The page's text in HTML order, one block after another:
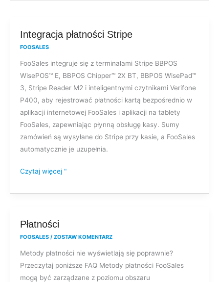
Integracja płatności Stripe
FOOSALES
FooSales integruje się z terminalami Stripe BBPOS
WisePOS™ E, BBPOS Chipper™ 2X BT, BBPOS WisePad™
3, Stripe Reader M2 i inteligentnymi czytnikami Verifone
P400, aby rejestrować płatności kartą bezpośrednio w
aplikacji internetowej FooSales i aplikacji na tablety
FooSales, zapewniając płynną obsługę kasy. Sumy
zamówień są wysyłane do Stripe przy kasie, a FooSales
automatycznie je uzupełnia.
Integracja
płatności
Czytaj więcej "
Płatności
FOOSALES / ZOSTAW KOMENTARZ
Metody płatności nie wyświetlają się poprawnie?
Przeczytaj poniższe FAQ Metody płatności FooSales
mogą być zarządzane z poziomu obszaru
Płatności